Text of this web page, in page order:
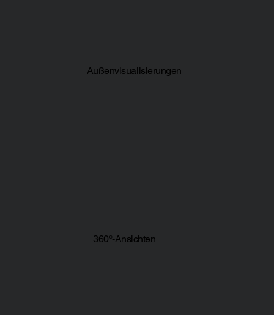
Außenvisualisierungen
360°-Ansichten